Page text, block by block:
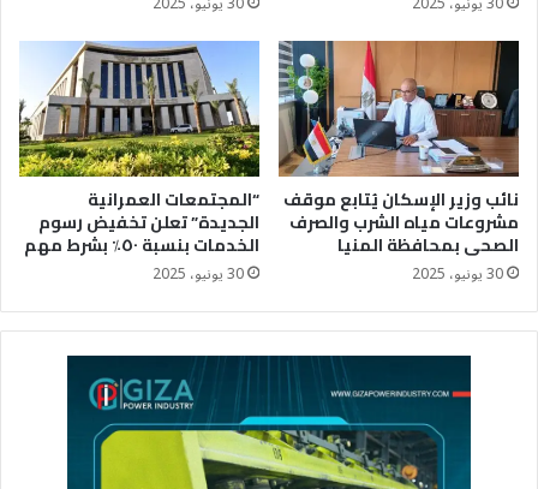
نائب وزير الإسكان يُتابع موقف
مشروعات مياه الشرب والصرف
الصحى بمحافظة المنيا
30 يونيو، 2025
“المجتمعات العمرانية
الجديدة” تعلن تخفيض رسوم
الخدمات بنسبة ٥٠٪؜ بشرط مهم
30 يونيو، 2025